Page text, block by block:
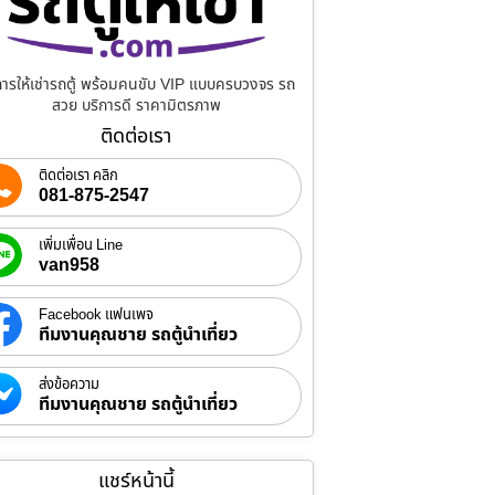
รให้เช่ารถตู้ พร้อมคนขับ VIP แบบครบวงจร รถ
สวย บริการดี ราคามิตรภาพ
ติดต่อเรา
ติดต่อเรา คลิก
081-875-2547
เพิ่มเพื่อน Line
van958
Facebook แฟนเพจ
ทีมงานคุณชาย รถตู้นำเที่ยว
ส่งข้อความ
ทีมงานคุณชาย รถตู้นำเที่ยว
แชร์หน้านี้